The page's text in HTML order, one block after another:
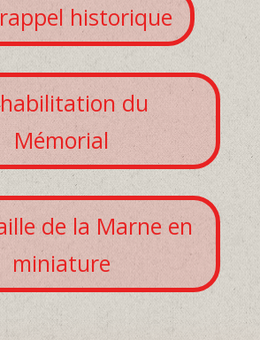
historique
du
Mémorial
de la Marne en
miniature